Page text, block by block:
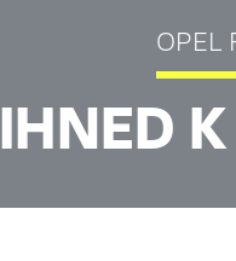
OPEL
IHNED